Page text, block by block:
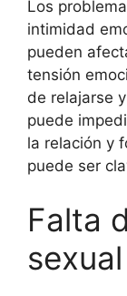
Los
intimidad
pueden
tensión
de relajarse
puede
la relación y
puede ser
Falta
sexual